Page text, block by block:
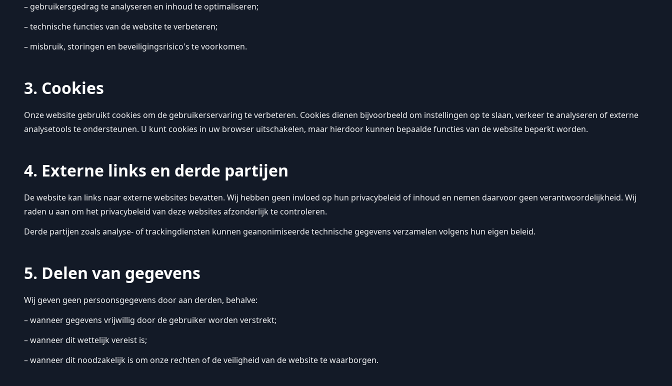
– gebruikersgedrag te analyseren en inhoud te optimaliseren;
– technische functies van de website te verbeteren;
– misbruik, storingen en beveiligingsrisico's te voorkomen.
3. Cookies
Onze website gebruikt cookies om de gebruikerservaring te verbeteren. Cookies dienen bijvoorbeeld om instellingen op te slaan, verkeer te analyseren of externe
analysetools te ondersteunen. U kunt cookies in uw browser uitschakelen, maar hierdoor kunnen bepaalde functies van de website beperkt worden.
4. Externe links en derde partijen
De website kan links naar externe websites bevatten. Wij hebben geen invloed op hun privacybeleid of inhoud en nemen daarvoor geen verantwoordelijkheid. Wij
raden u aan om het privacybeleid van deze websites afzonderlijk te controleren.
Derde partijen zoals analyse- of trackingdiensten kunnen geanonimiseerde technische gegevens verzamelen volgens hun eigen beleid.
5. Delen van gegevens
Wij geven geen persoonsgegevens door aan derden, behalve:
– wanneer gegevens vrijwillig door de gebruiker worden verstrekt;
– wanneer dit wettelijk vereist is;
– wanneer dit noodzakelijk is om onze rechten of de veiligheid van de website te waarborgen.